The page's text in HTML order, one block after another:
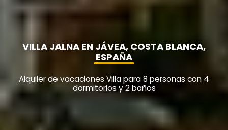
VILLA JALNA EN JÁVEA, COSTA BLANCA,
ESPAÑA
Alquiler de vacaciones Villa para 8 personas con 4
dormitorios y 2 baños